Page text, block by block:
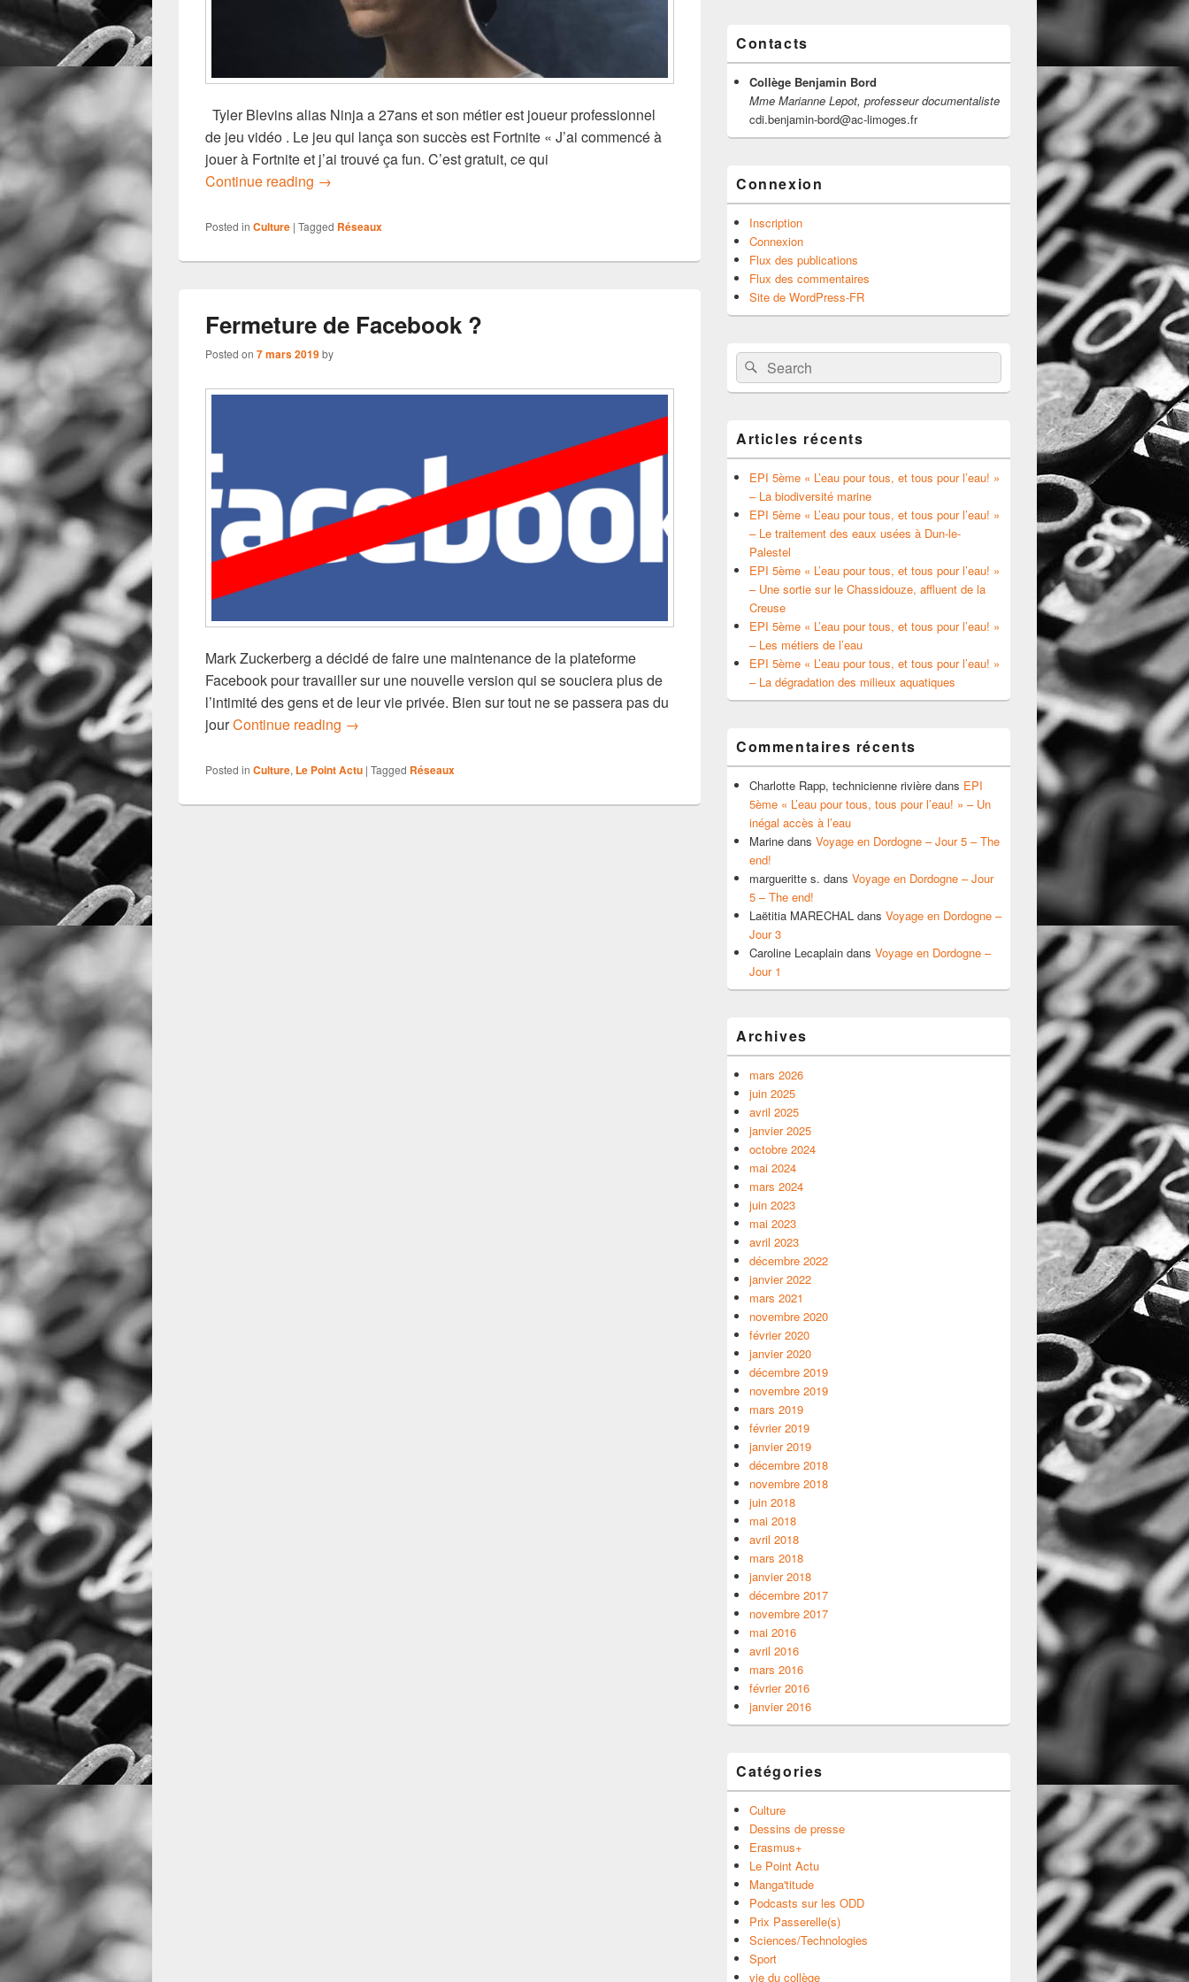
Tyler Blevins alias Ninja a 27ans et son métier est joueur professionnel
de jeu vidéo . Le jeu qui lança son succès est Fortnite « J’ai commencé à
jouer à Fortnite et j’ai trouvé ça fun. C’est gratuit, ce qui
Continue reading La superstar « Ninja »
→
Posted in Culture | Tagged Réseaux
Fermeture de Facebook ?
Posted on 7 mars 2019by
Mark Zuckerberg a décidé de faire une maintenance de la plateforme
Facebook pour travailler sur une nouvelle version qui se souciera plus de
l’intimité des gens et de leur vie privée. Bien sur tout ne se passera pas du
jourContinue reading Fermeture de Facebook ?
→
Posted in Culture, Le Point Actu | Tagged Réseaux
Contacts
Collège Benjamin Bord
Mme Marianne Lepot, professeur documentaliste
cdi.benjamin-bord@ac-limoges.fr
Connexion
Inscription
Connexion
Flux des publications
Flux des commentaires
Site de WordPress-FR
Search
for:
Search
Articles récents
EPI 5ème « L’eau pour tous, et tous pour l’eau! »
– La biodiversité marine
EPI 5ème « L’eau pour tous, et tous pour l’eau! »
– Le traitement des eaux usées à Dun-le-
Palestel
EPI 5ème « L’eau pour tous, et tous pour l’eau! »
– Une sortie sur le Chassidouze, affluent de la
Creuse
EPI 5ème « L’eau pour tous, et tous pour l’eau! »
– Les métiers de l’eau
EPI 5ème « L’eau pour tous, et tous pour l’eau! »
– La dégradation des milieux aquatiques
Commentaires récents
Charlotte Rapp, technicienne rivière dans EPI
5ème « L’eau pour tous, tous pour l’eau! » – Un
inégal accès à l’eau
Marine dans Voyage en Dordogne – Jour 5 – The
end!
margueritte s. dans Voyage en Dordogne – Jour
5 – The end!
Laëtitia MARECHAL dans Voyage en Dordogne –
Jour 3
Caroline Lecaplain dans Voyage en Dordogne –
Jour 1
Archives
mars 2026
juin 2025
avril 2025
janvier 2025
octobre 2024
mai 2024
mars 2024
juin 2023
mai 2023
avril 2023
décembre 2022
janvier 2022
mars 2021
novembre 2020
février 2020
janvier 2020
décembre 2019
novembre 2019
mars 2019
février 2019
janvier 2019
décembre 2018
novembre 2018
juin 2018
mai 2018
avril 2018
mars 2018
janvier 2018
décembre 2017
novembre 2017
mai 2016
avril 2016
mars 2016
février 2016
janvier 2016
Catégories
Culture
Dessins de presse
Erasmus+
Le Point Actu
Manga'titude
Podcasts sur les ODD
Prix Passerelle(s)
Sciences/Technologies
Sport
vie du collège